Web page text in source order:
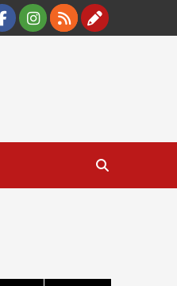
Facebook
Instagram
RSS